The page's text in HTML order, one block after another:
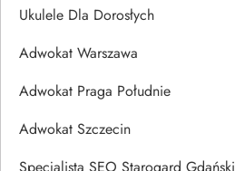
Ukulele Dla Dorosłych
Adwokat Warszawa
Adwokat Praga Południe
Adwokat Szczecin